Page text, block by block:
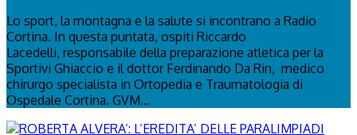
Lo sport, la montagna e la salute si incontrano a Radio
Cortina. In questa puntata, ospiti Riccardo
Lacedelli, responsabile della preparazione atletica per la
Sportivi Ghiaccio e il dottor Ferdinando Da Rin, medico
chirurgo specialista in Ortopedia e Traumatologia di
Ospedale Cortina. GVM...